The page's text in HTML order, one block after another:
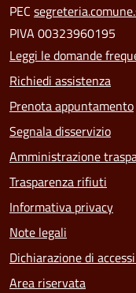
PEC
PIVA 00323960195
Leggi le domande
Richiedi assistenza
Prenota appuntamento
Segnala disservizio
Amministrazione
Trasparenza rifiuti
Informativa privacy
Note legali
Dichiarazione di
Area riservata